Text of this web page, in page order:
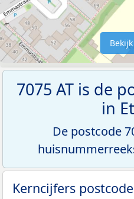
7075 AT is de
in
De postcode
Kerncijfers